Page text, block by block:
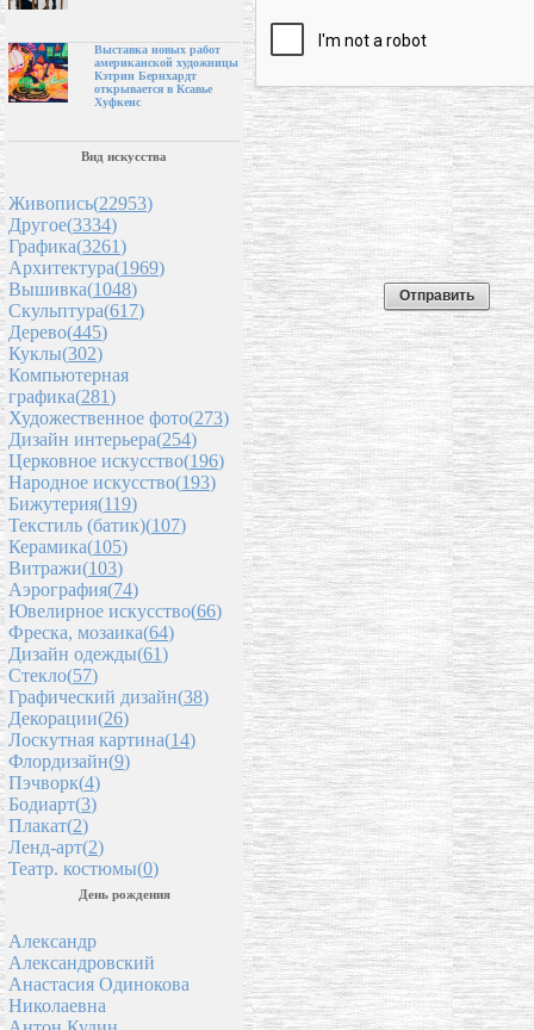
Выставка новых работ
американской художницы
Кэтрин Бернхардт
открывается в Ксавье
Хуфкенс
Вид искусства
Живопись(22953)
Другое(3334)
Графика(3261)
Архитектура(1969)
Вышивка(1048)
Скульптура(617)
Дерево(445)
Куклы(302)
Компьютерная
графика(281)
Художественное фото(273)
Дизайн интерьера(254)
Церковное искусство(196)
Народное искусство(193)
Бижутерия(119)
Текстиль (батик)(107)
Керамика(105)
Витражи(103)
Аэрография(74)
Ювелирное искусство(66)
Фреска, мозаика(64)
Дизайн одежды(61)
Стекло(57)
Графический дизайн(38)
Декорации(26)
Лоскутная картина(14)
Флордизайн(9)
Пэчворк(4)
Бодиарт(3)
Плакат(2)
Ленд-арт(2)
Театр. костюмы(0)
День рождения
Александр
Александровский
Анастасия Одинокова
Николаевна